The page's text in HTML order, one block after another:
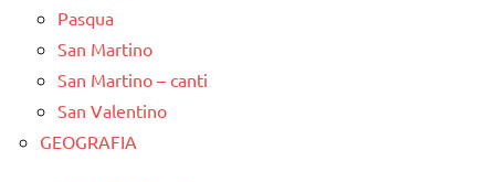
Pasqua
San Martino
San Martino – canti
San Valentino
GEOGRAFIA